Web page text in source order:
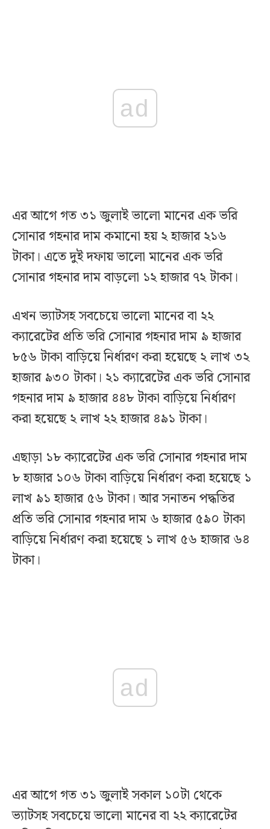
ad
এর আগে গত ৩১ জুলাই ভালো মানের এক ভরি
সোনার গহনার দাম কমানো হয় ২ হাজার ২১৬
টাকা। এতে দুই দফায় ভালো মানের এক ভরি
সোনার গহনার দাম বাড়লো ১২ হাজার ৭২ টাকা।
এখন ভ্যাটসহ সবচেয়ে ভালো মানের বা ২২
ক্যারেটের প্রতি ভরি সোনার গহনার দাম ৯ হাজার
৮৫৬ টাকা বাড়িয়ে নির্ধারণ করা হয়েছে ২ লাখ ৩২
হাজার ৯৩০ টাকা। ২১ ক্যারেটের এক ভরি সোনার
গহনার দাম ৯ হাজার ৪৪৮ টাকা বাড়িয়ে নির্ধারণ
করা হয়েছে ২ লাখ ২২ হাজার ৪৯১ টাকা।
এছাড়া ১৮ ক্যারেটের এক ভরি সোনার গহনার দাম
৮ হাজার ১০৬ টাকা বাড়িয়ে নির্ধারণ করা হয়েছে ১
লাখ ৯১ হাজার ৫৬ টাকা। আর সনাতন পদ্ধতির
প্রতি ভরি সোনার গহনার দাম ৬ হাজার ৫৯০ টাকা
বাড়িয়ে নির্ধারণ করা হয়েছে ১ লাখ ৫৬ হাজার ৬৪
টাকা।
ad
এর আগে গত ৩১ জুলাই সকাল ১০টা থেকে
ভ্যাটসহ সবচেয়ে ভালো মানের বা ২২ ক্যারেটের